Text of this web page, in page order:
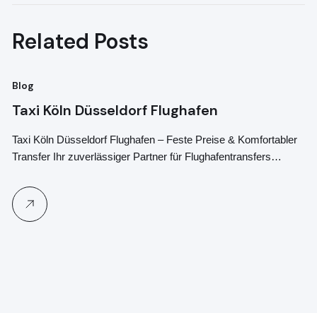
Related Posts
Blog
Taxi Köln Düsseldorf Flughafen
Taxi Köln Düsseldorf Flughafen – Feste Preise & Komfortabler
Transfer Ihr zuverlässiger Partner für Flughafentransfers…